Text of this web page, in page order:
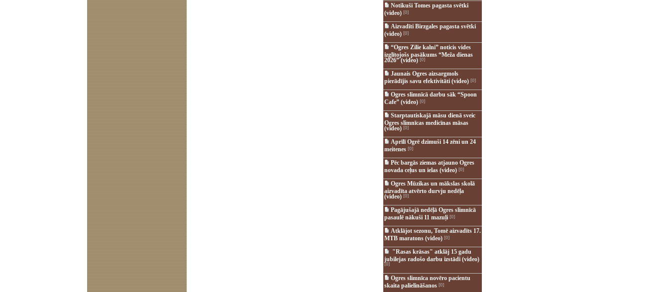
Notikuši Tomes pagasta svētki
(video)[0]
Aizvadīti Birzgales pagasta svētki
(video)[0]
“Ogres Zilie kalni” noticis vides
izglītojošs pasākums “Meža dienas
2026” (video)[0]
Jaunais Ogres aizsargmols
pierādījis savu efektivitāti (video)[0]
Ogres slimnīcā darbu sāk “Spoon
Cafe” (video)[0]
Starptautiskajā māsu dienā sveic
Ogres slimnīcas medicīnas māsas
(video)[0]
Aprīlī Ogrē dzimuši 14 zēni un 24
meitenes [0]
Pēc bargās ziemas atjauno Ogres
novada ceļus un ielas (video)[0]
Ogres Mūzikas un mākslas skolā
aizvadīta atvērto durvju nedēļa
(video)[0]
Pagājušajā nedēļā Ogres slimnīcā
pasaulē nākuši 11 mazuļi[0]
Atklājot sezonu, Tomē aizvadīts 17.
MTB maratons (video)[0]
"Rasas krāsas" atklāj 15 gadu
jubilejas radošo darbu izstādi (video)
[0]
Ogres slimnīca novēro pacientu
skaita palielināšanos [0]